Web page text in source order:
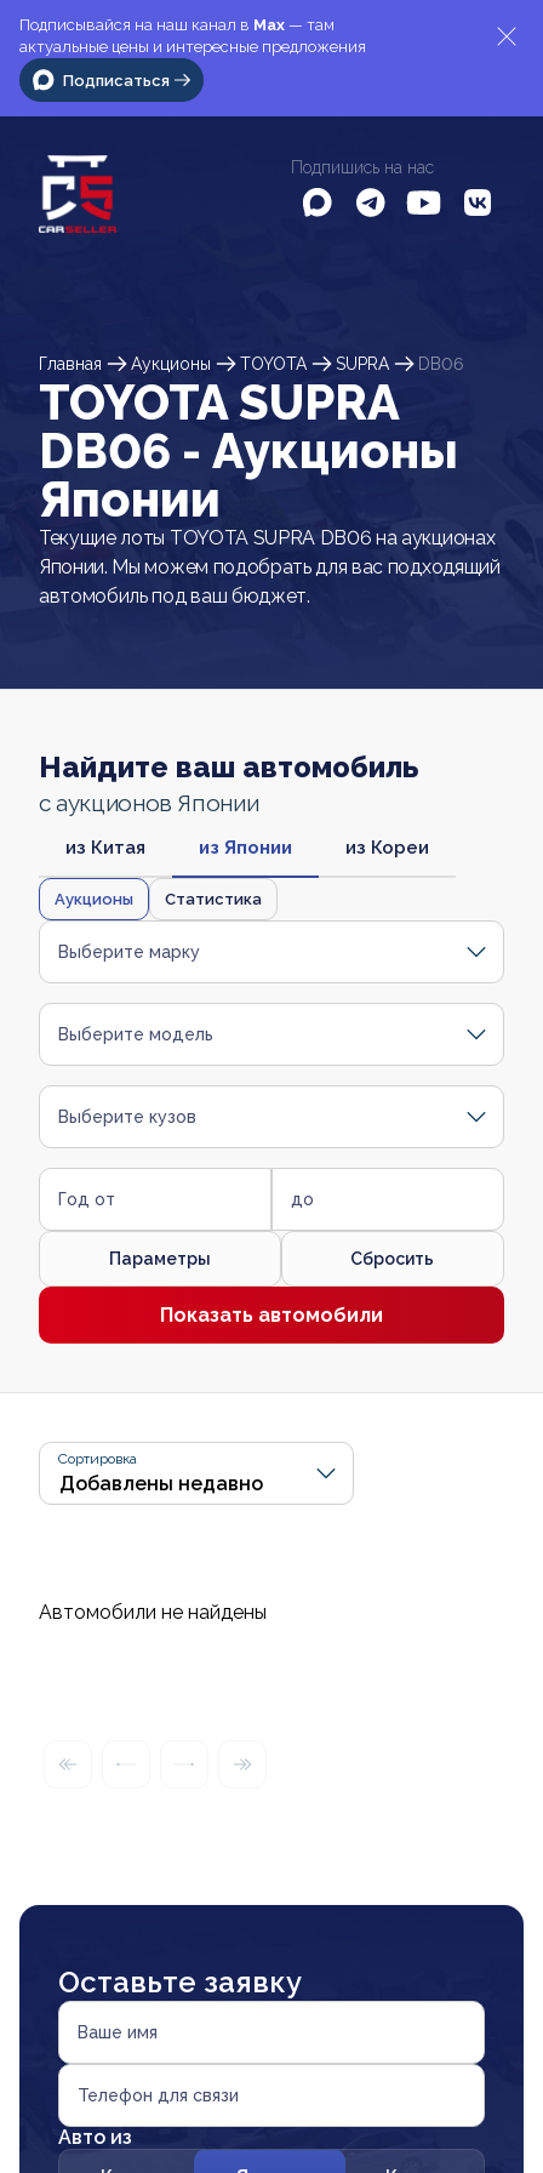
Подписывайся на наш канал в Max — там
актуальные цены и интересные предложения
Подписаться
Подпишись на нас
Главная Аукционы TOYOTA SUPRA DB06
TOYOTA SUPRA
DB06 - Аукционы
Японии
Текущие лоты TOYOTA SUPRA DB06 на аукционах
Японии. Мы можем подобрать для вас подходящий
автомобиль под ваш бюджет.
Найдите ваш автомобиль
с аукционов Японии
из Китая из Японии из Кореи
Аукционы Статистика
Выберите марку
Выберите модель
Выберите кузов
Год от до
Параметры Сбросить
Показать автомобили
Сортировка
Автомобили не найдены
Оставьте заявку
Ваше имя
Телефон для связи
Авто из